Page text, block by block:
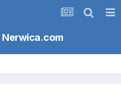
Nerwica.com